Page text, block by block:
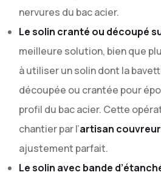
nervures du bac acier.
Le solin cranté ou découpé
meilleure solution, bien que
à utiliser un solin dont la
découpée ou crantée pour
profil du bac acier. Cette
chantier par l’artisan
ajustement parfait.
Le solin avec bande